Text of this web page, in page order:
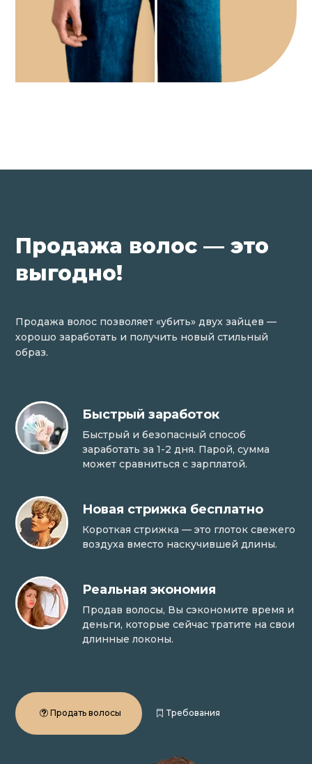
Продажа волос — это
выгодно!
Продажа волос позволяет «убить» двух зайцев —
хорошо заработать и получить новый стильный
образ.
Быстрый заработок
Быстрый и безопасный способ
заработать за 1-2 дня. Парой, сумма
может сравниться с зарплатой.
Новая стрижка бесплатно
Короткая стрижка — это глоток свежего
воздуха вместо наскучившей длины.
Реальная экономия
Продав волосы, Вы сэкономите время и
деньги, которые сейчас тратите на свои
длинные локоны.
Продать волосы Требования